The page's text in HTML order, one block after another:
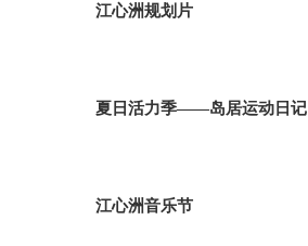
江心洲规划片
夏日活力季——岛居运动日记
江心洲音乐节